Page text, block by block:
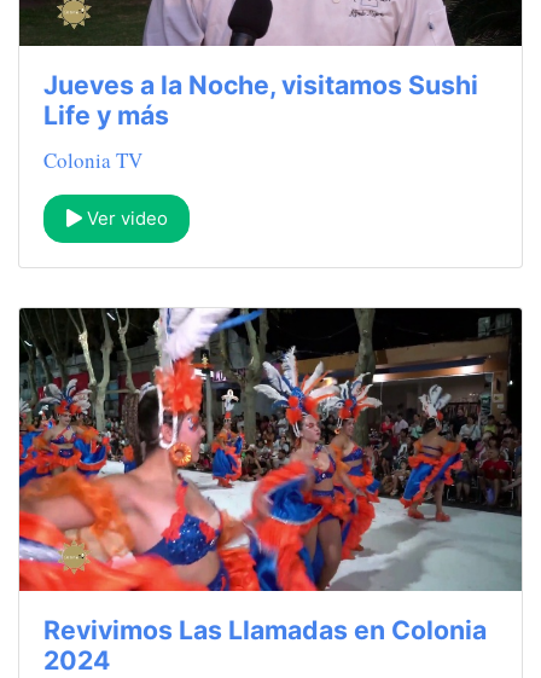
Jueves a la Noche, visitamos Sushi
Life y más
Colonia TV
Ver video
Revivimos Las Llamadas en Colonia
2024